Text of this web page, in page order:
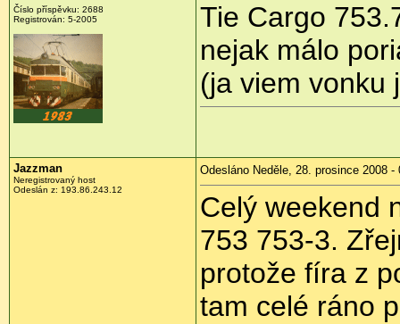
Číslo příspěvku: 2688
Registrován: 5-2005
Tie Cargo
nejak málo
(ja viem vonku
Jazzman
Neregistrovaný host
Odeslán z: 193.86.243.12
Odesláno Neděle, 28. prosince 2008 -
Celý weekend
753 753-3.
protože fíra z
tam celé ráno